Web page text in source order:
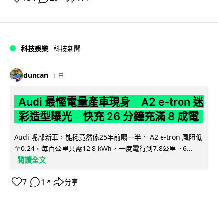
科技娛樂 科技新聞
duncan 1 日
Audi 最慳電量產車現身 A2 e-tron 迷
彩造型曝光 快充 26 分鐘充滿 8 成電
Audi 呢部新車，能耗竟然係25年前嘅一半。 A2 e-tron 風阻低
至0.24，每百公里只需12.8 kWh，一度電行到7.8公里。6...
閱讀全文
7 1 ↗ 分享